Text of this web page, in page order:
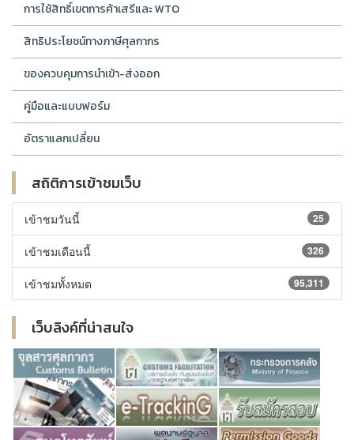
การใช้สิทธิ์เขตการค้าเสรีและ WTO
สิทธิประโยชน์ทางภาษีศุลกากร
ของควบคุมการนำเข้า-ส่งออก
คู่มือและแบบฟอร์ม
อัตราแลกเปลี่ยน
สถิติการเข้าชมเว็บ
25
เข้าชมวันนี้
326
เข้าชมเดือนนี้
95,311
เข้าชมทั้งหมด
เว็บลิงค์ที่น่าสนใจ